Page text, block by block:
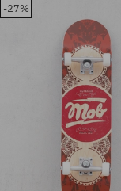
Elérhető méretek:
-27%